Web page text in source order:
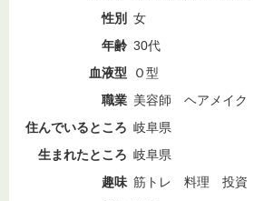
性別
女
年齢 30代
血液型
Ｏ型
職業 美容師 ヘアメイク
住んでいるところ 岐阜県
生まれたところ 岐阜県
趣味 筋トレ 料理 投資